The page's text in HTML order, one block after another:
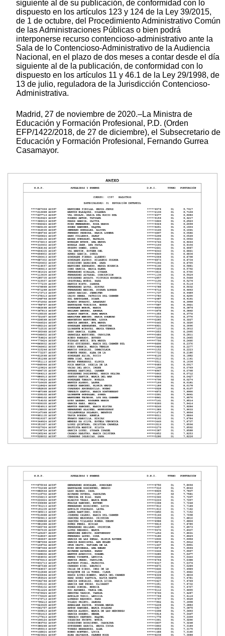
siguiente al de su publicación, de conformidad con lo
dispuesto en los artículos 123 y 124 de la Ley 39/2015,
de 1 de octubre, del Procedimiento Administrativo Común
de las Administraciones Públicas o bien podrá
interponerse recurso contencioso-administrativo ante la
Sala de lo Contencioso-Administrativo de la Audiencia
Nacional, en el plazo de dos meses a contar desde el día
siguiente al de la publicación, de conformidad con lo
dispuesto en los artículos 11 y 46.1 de la Ley 29/1998, de
13 de julio, reguladora de la Jurisdicción Contencioso-
Administrativa.
Madrid, 27 de noviembre de 2020.–La Ministra de
Educación y Formación Profesional, P.D. (Orden
EFP/1422/2018, de 27 de diciembre), el Subsecretario de
Educación y Formación Profesional, Fernando Gurrea
Casamayor.